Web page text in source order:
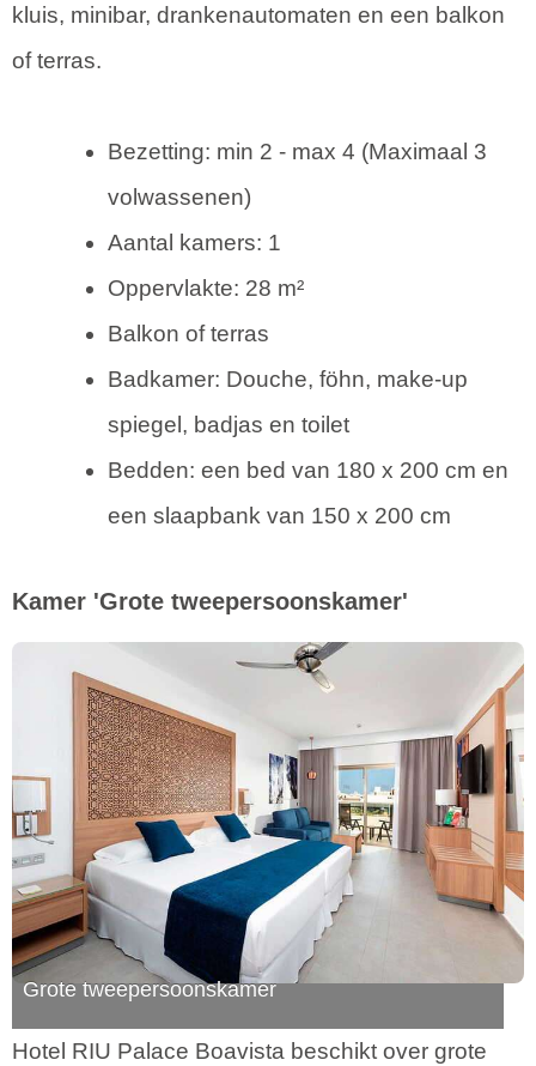
kluis, minibar, drankenautomaten en een balkon
of terras.
Bezetting: min 2 - max 4 (Maximaal 3
volwassenen)
Aantal kamers: 1
Oppervlakte: 28 m²
Balkon of terras
Badkamer: Douche, föhn, make-up
spiegel, badjas en toilet
Bedden: een bed van 180 x 200 cm en
een slaapbank van 150 x 200 cm
Kamer 'Grote tweepersoonskamer'
Grote tweepersoonskamer
Hotel RIU Palace Boavista beschikt over grote